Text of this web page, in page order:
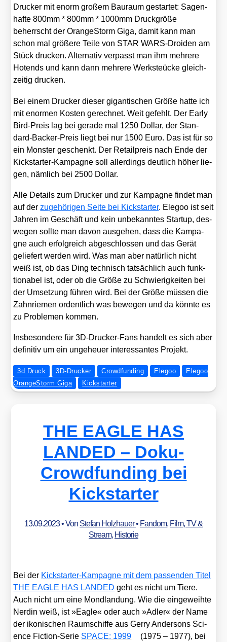
Dru­cker mit enorm gro­ßem Bau­raum gestar­tet: Sagen­
haf­te 800mm * 800mm * 1000mm Druck­grö­ße
beherrscht der Oran­ge­Storm Giga, damit kann man
schon mal grö­ße­re Tei­le von STAR WARS-Dro­iden am
Stück dru­cken. Alter­na­tiv ver­passt man ihm meh­re­re
Hot­ends und kann dann meh­re­re Werks­teü­cke gleich­
zei­tig dru­cken.
Bei einem Dru­cker die­ser gigan­ti­schen Grö­ße hat­te ich
mit enor­men Kos­ten gerech­net. Weit gefehlt. Der Ear­ly
Bird-Preis lag bei gera­de mal 1250 Dol­lar, der Stan­
dard-Back­er-Preis liegt bei nur 1500 Euro. Das ist für so
ein Mons­ter geschenkt. Der Retail­preis nach Ende der
Kick­star­ter-Kam­pa­gne soll aller­dings deut­lich höher lie­
gen, näm­lich bei 2500 Dol­lar.
Alle Details zum Dru­cker und zur Kam­pa­gne fin­det man
auf derzuge­hö­ri­gen Sei­te bei Kick­star­ter. Ele­goo ist seit
Jah­ren im Geschäft und kein unbe­kann­tes Start­up, des­
we­gen soll­te man davon aus­ge­hen, dass die Kam­pa­
gne auch erfolg­reich abge­schlos­sen und das Gerät
gelie­fert wer­den wird. Was man aber natür­lich nicht
weiß ist, ob das Ding tech­nisch tat­säch­lich auch funk­
tionabel ist, oder ob die Grö­ße zu Schwie­rig­kei­ten bei
der Umset­zung füh­ren wird. Bei der Grö­ße müs­sen die
Zahn­rie­men ordent­lich was bewe­gen und da könn­te es
zu Pro­ble­men kom­men.
Ins­be­son­de­re für 3D-Dru­cker-Fans han­delt es sich aber
defi­ni­tiv um ein unge­heu­er inter­es­san­tes Pro­jekt.
3d Druck 3D-Drucker Crowdfunding Elegoo
Elegoo
OrangeStorm Giga
Kickstarter
THE EAGLE HAS
LANDED – Doku-
Crowdfunding bei
Kickstarter
13.09.2023• Von Stefan Holzhauer• Fandom, Film, TV &
Stream, Historie
Bei der Kick­star­ter-Kam­pa­gne mit dem pas­sen­den Titel
THE EAGLE HAS LANDED geht es nicht um Tie­re.
Auch nicht um eine Mond­lan­dung. Wie die ein­ge­weih­te
Ner­din weiß, ist »Eagle« oder auch »Adler« der Name
der iko­ni­schen Raum­schif­fe aus Ger­ry Ander­sons Sci­
ence Fic­tion-Serie SPACE: 1999
(1975 – 1977), bei